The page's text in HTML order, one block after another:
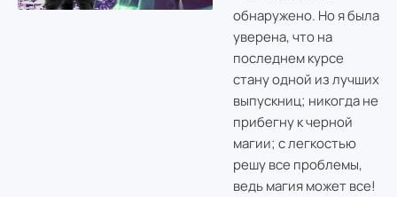
обнаружено. Но я была
уверена, что на
последнем курсе
стану одной из лучших
выпускниц; никогда не
прибегну к черной
магии; с легкостью
решу все проблемы,
ведь магия может все!